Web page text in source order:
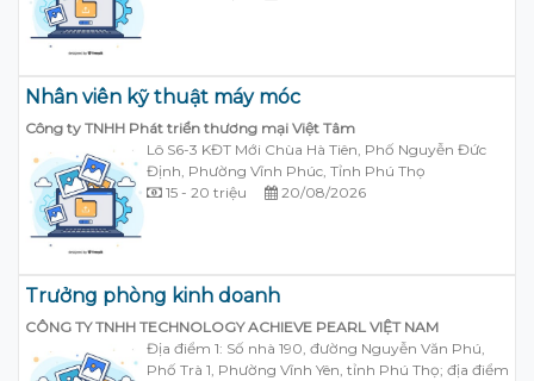
Nhân viên kỹ thuật máy móc
Công ty TNHH Phát triển thương mại Việt Tâm
Lô S6-3 KĐT Mới Chùa Hà Tiên, Phố Nguyễn Đức
Định, Phường Vĩnh Phúc, Tỉnh Phú Thọ
15 - 20 triệu
20/08/2026
Trưởng phòng kinh doanh
CÔNG TY TNHH TECHNOLOGY ACHIEVE PEARL VIỆT NAM
Địa điểm 1: Số nhà 190, đường Nguyễn Văn Phú,
Phố Trà 1, Phường Vĩnh Yên, tỉnh Phú Thọ; địa điểm